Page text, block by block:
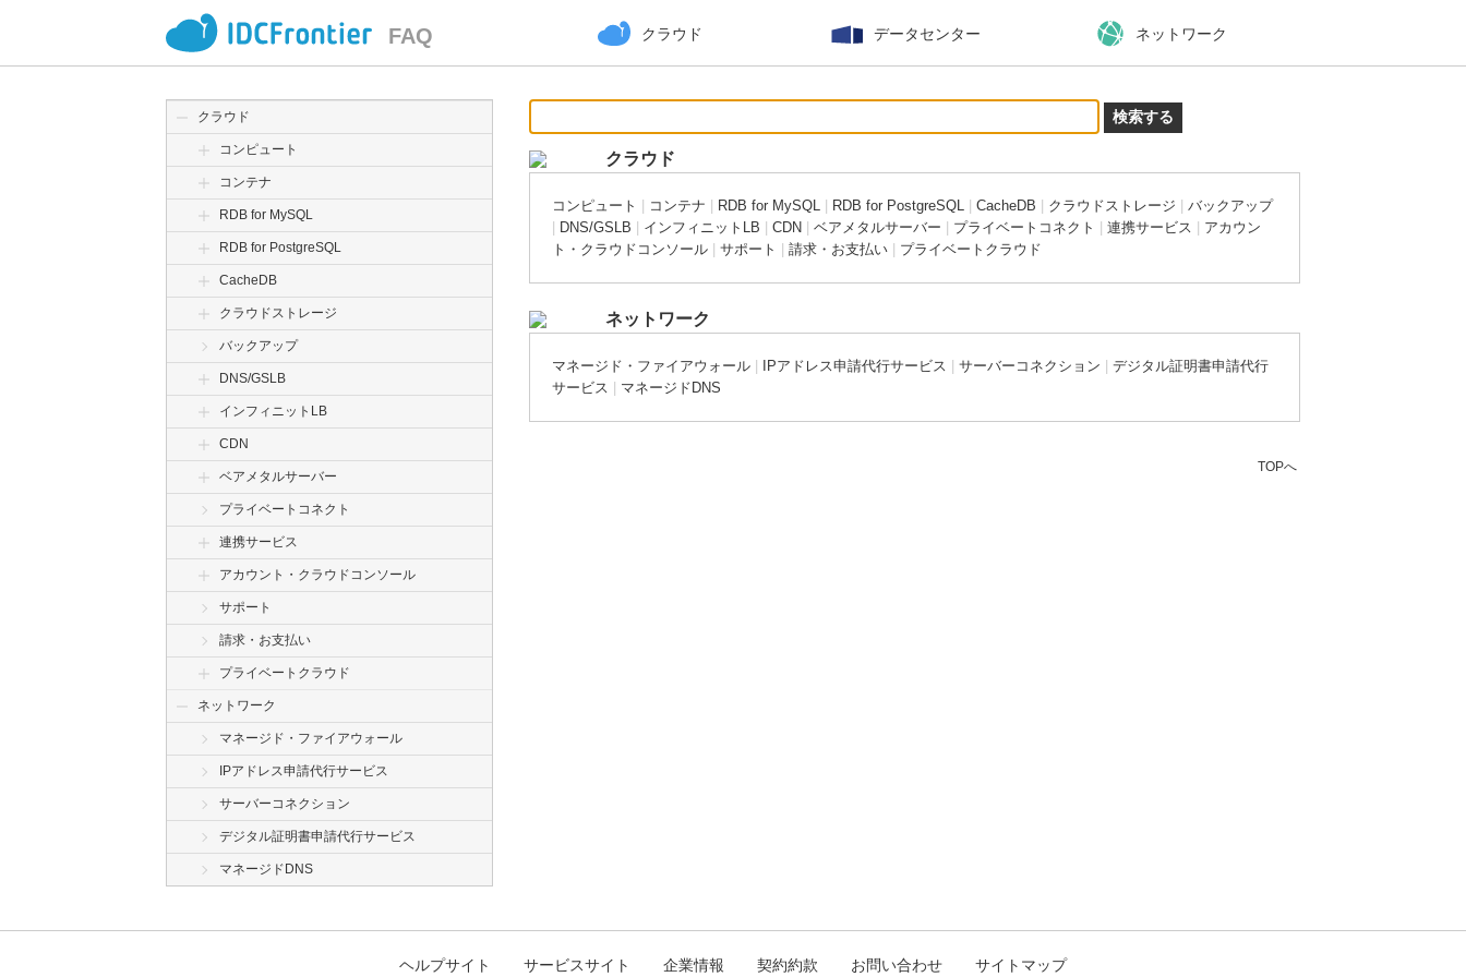
FAQ クラウド データセンター ネットワーク
クラウド
コンピュート
コンテナ
RDB for MySQL
RDB for PostgreSQL
CacheDB
クラウドストレージ
バックアップ
DNS/GSLB
インフィニットLB
CDN
ベアメタルサーバー
プライベートコネクト
連携サービス
アカウント・クラウドコンソール
サポート
請求・お支払い
プライベートクラウド
ネットワーク
マネージド・ファイアウォール
IPアドレス申請代行サービス
サーバーコネクション
デジタル証明書申請代行サービス
マネージドDNS
クラウド
コンピュート コンテナ RDB for MySQL RDB for PostgreSQL CacheDB クラウドストレージ
バックアップ
DNS/GSLB インフィニットLB CDN ベアメタルサーバー プライベートコネクト 連携サービス
アカウン
ト・クラウドコンソール
サポート 請求・お支払い プライベートクラウド
ネットワーク
マネージド・ファイアウォール IPアドレス申請代行サービス サーバーコネクション
デジタル証明書申請代行
サービス
マネージドDNS
TOPへ
ヘルプサイト サービスサイト 企業情報 契約約款 お問い合わせ サイトマップ